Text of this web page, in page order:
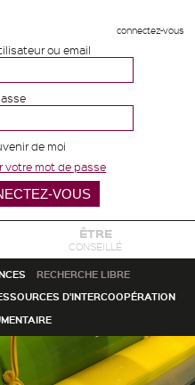
connectez-vous
ou email
de moi
votre mot de passe
ÊTRE
CONSEILLÉ
RECHERCHE LIBRE
D'INTERCOOPÉRATION